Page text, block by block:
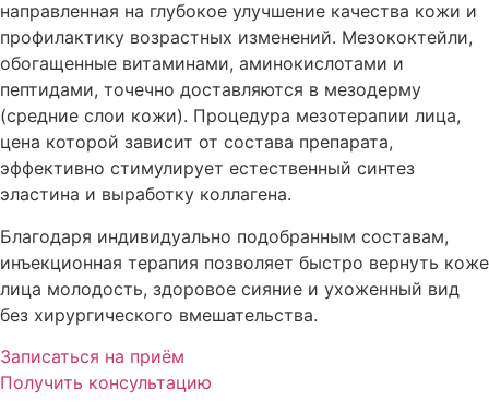
направленная на глубокое улучшение качества кожи и
профилактику возрастных изменений. Мезококтейли,
обогащенные витаминами, аминокислотами и
пептидами, точечно доставляются в мезодерму
(средние слои кожи). Процедура мезотерапии лица,
цена которой зависит от состава препарата,
эффективно стимулирует естественный синтез
эластина и выработку коллагена.
Благодаря индивидуально подобранным составам,
инъекционная терапия позволяет быстро вернуть коже
лица молодость, здоровое сияние и ухоженный вид
без хирургического вмешательства.
Записаться на приём
Получить консультацию